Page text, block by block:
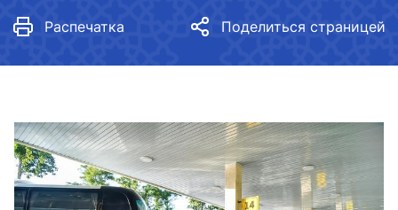
Распечатка Поделиться страницей